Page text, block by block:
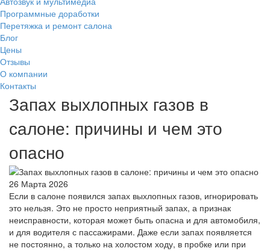
Программные доработки
Перетяжка и ремонт салона
Блог
Цены
Отзывы
О компании
Контакты
Запах выхлопных газов в
салоне: причины и чем это
опасно
26 Марта 2026
Если в салоне появился запах выхлопных газов, игнорировать
это нельзя. Это не просто неприятный запах, а признак
неисправности, которая может быть опасна и для автомобиля,
и для водителя с пассажирами. Даже если запах появляется
не постоянно, а только на холостом ходу, в пробке или при